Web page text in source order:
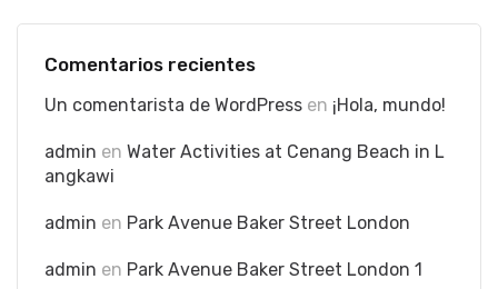
Comentarios recientes
Un comentarista de WordPress en ¡Hola, mundo!
admin en Water Activities at Cenang Beach in L
angkawi
admin en Park Avenue Baker Street London
admin en Park Avenue Baker Street London 1